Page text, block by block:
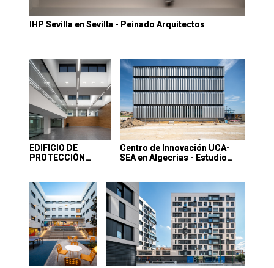
IHP Sevilla en Sevilla - Peinado Arquitectos
EDIFICIO DE
PROTECCIÓN…
Centro de Innovación UCA-
SEA en Algecrias - Estudio…